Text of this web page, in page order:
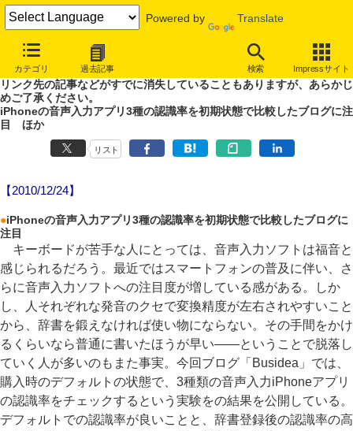
Powered by Translate
カテゴリ 過去記事 検索 Impressサイト
やじうまWatch
噂あり、未確認情報ありのやじうまWatch。
リンク先の記事などがすでに消失していることもありますが、あらかじ
めご了承ください。
iPhoneの音声入力アプリ3種の認識率を初期状態で比較したブログに注
目 ほか
リスト
【2010/12/24】
●iPhoneの音声入力アプリ3種の認識率を初期状態で比較したブログに
注目
キーボードが苦手な人にとっては、音声入力ソフトは福音と
感じられるだろう。最近ではスマートフォンの普及に伴い、さ
らに音声入力ソフトへの注目度が増している感がある。しか
し、人それぞれな発音のクセで変換精度が左右されやすいこと
から、辞書を鍛えなければ使い物にならない。その手間をかけ
るくらいなら普通に書いたほうが早い――ということで脱落し
ていく人が多いのもまた事実。今回ブログ「Busidea」では、
購入時のデフォルトの状態で、3種類の音声入力iPhoneアプリ
の認識率をチェックするという実験をの結果を公開している。
デフォルトでの認識率が良いことと、辞書登録後の認識率の高